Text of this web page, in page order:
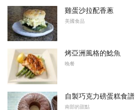
雞蛋沙拉配香蔥
美國食品
烤亞洲風格的鯰魚
晚餐
自製巧克力磅蛋糕食譜
南部的甜點